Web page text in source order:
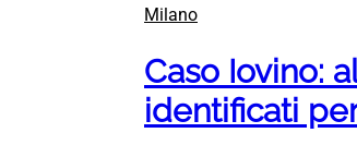
Milano
Caso Iovino:
identificati